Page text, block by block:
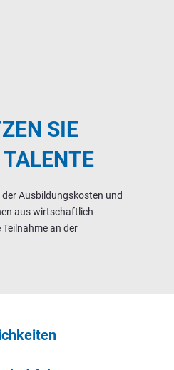
SIE
der Ausbildungskosten und
aus wirtschaftlich
an der